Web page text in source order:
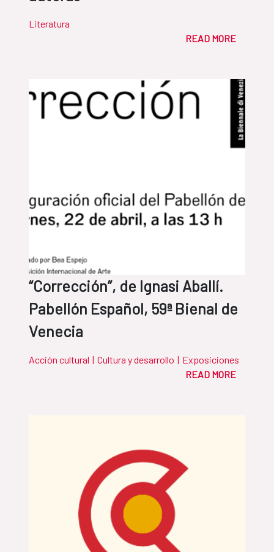
Literatura
READ MORE
“Corrección”, de Ignasi Aballí.
Pabellón Español, 59ª Bienal de
Venecia
Acción cultural | Cultura y desarrollo | Exposiciones
READ MORE